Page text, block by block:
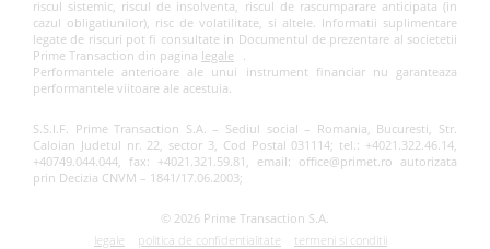
riscul sistemic, riscul de insolventa, riscul de rascumparare anticipata (in
cazul obligatiunilor), risc de volatilitate, si altele. Informatii suplimentare
legate de riscuri pot fi consultate in Documentul de prezentare al societetii
Prime Transaction din pagina legale
.
Performantele anterioare ale unui instrument financiar nu garanteaza
performantele viitoare ale acestuia.
S.S.I.F. Prime Transaction S.A. – Sediul social – Romania, Bucuresti, Str.
Caloian Judetul nr. 22, sector 3, Cod Postal 031114; tel.: +4021.322.46.14,
+40749.044.044, fax: +4021.321.59.81, email: office@primet.ro autorizata
prin Decizia CNVM – 1841/17.06.2003;
© 2026 Prime Transaction S.A.
legale
politica de confidentialitate termeni si conditii